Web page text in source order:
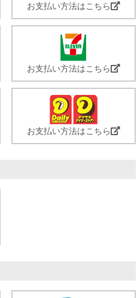
お支払い方法はこちら
お支払い方法はこちら
お支払い方法はこちら